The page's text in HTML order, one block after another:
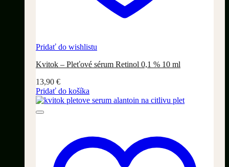
Pridať do wishlistu
Kvitok – Pleťové sérum Retinol 0,1 % 10 ml
13,90 €
Pridať do košíka